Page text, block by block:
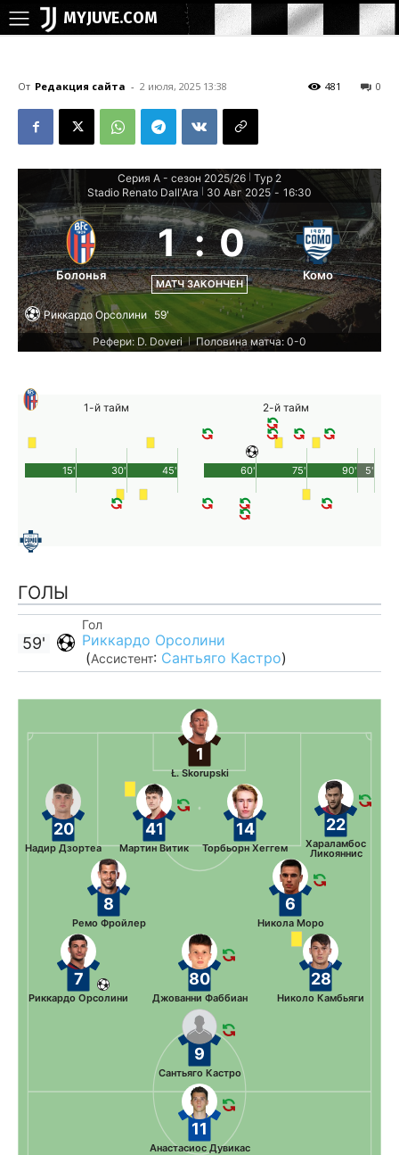
MYJUVE.COM
От Редакция сайта - 2 июля, 2025 13:38 0
481
Серия А - сезон 2025/26 Тур 2
Stadio Renato Dall'Ara
30 Авг 2025 - 16:30
Болонья
1 : 0
МАТЧ ЗАКОНЧЕН
Комо
Риккардо Орсолини 59'
Рефери: D. Doveri | Половина матча: 0-0
1-й тайм
45'
15' 30'
2-й тайм
90'
60' 75' 5'
ГОЛЫ
Гол
Риккардо Орсолини
(Ассистент: Сантьяго Кастро)
59'
1
Ł. Skorupski
22
Хараламбос
Ликояннис
14
Торбьорн Хеггем
41
Мартин Витик
20
Надир Дзортеа
6
Никола Моро
8
Ремо Фройлер
28
Николо Камбьяги
80
Джованни Фаббиан
7
Риккардо Орсолини
9
Сантьяго Кастро
11
Анастасиос Дувикас